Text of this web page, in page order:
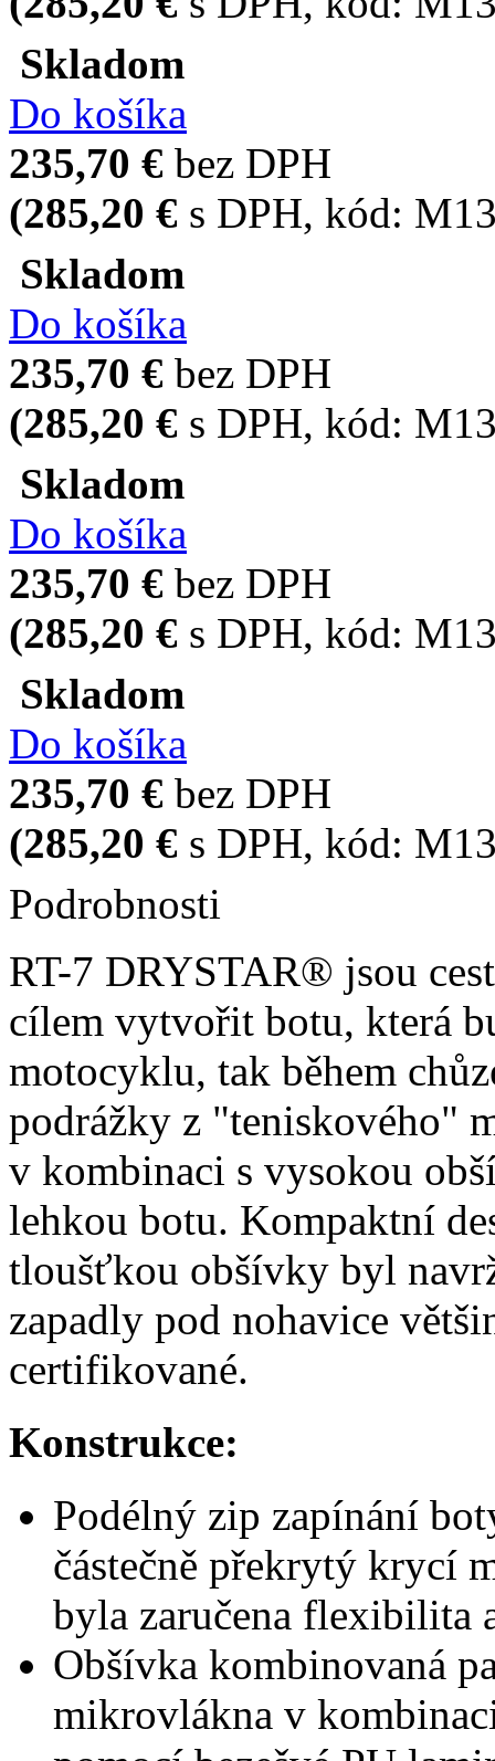
Skladom
Do košíka
235,70 € bez DPH
(285,20 € s DPH, kód:
Skladom
Do košíka
235,70 € bez DPH
(285,20 € s DPH, kód:
Skladom
Do košíka
235,70 € bez DPH
(285,20 € s DPH, kód:
Skladom
Do košíka
235,70 € bez DPH
(285,20 € s DPH, kód:
Podrobnosti
RT-7 DRYSTAR® jsou
cílem vytvořit botu, která
motocyklu, tak během
podrážky z "teniskového"
v kombinaci s vysokou
lehkou botu. Kompaktní
tloušťkou obšívky byl
zapadly pod nohavice
certifikované.
Konstrukce:
Podélný zip zapínání
částečně překrytý krycí
byla zaručena flexibilita
Obšívka kombinovaná
mikrovlákna v